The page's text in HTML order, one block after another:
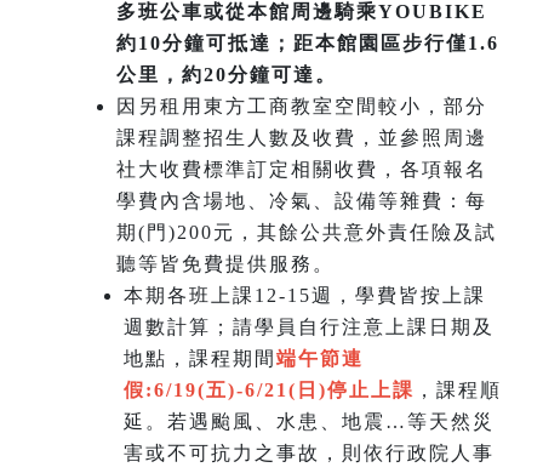
多班公車或從本館周邊騎乘YOUBIKE
約10分鐘可抵達；距本館園區步行僅1.6
公里，約20分鐘可達。
因另租用東方工商教室空間較小，部分
課程調整招生人數及收費，並參照周邊
社大收費標準訂定相關收費，各項報名
學費內含場地、冷氣、設備等雜費：每
期(門)200元，其餘公共意外責任險及試
聽等皆免費提供服務。
本期各班上課12-15週，學費皆按上課
週數計算；請學員自行注意上課日期及
地點，課程期間 端午節連
假:6/19(五)-6/21(日)停止上課 ，課程順
延。若遇颱風、水患、地震…等天然災
害或不可抗力之事故，則依行政院人事